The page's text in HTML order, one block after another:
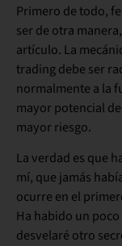
Primero de todo,
ser de otra
artículo. La
trading debe ser
normalmente a la
mayor potencial
mayor riesgo.
La verdad es que
mí, que jamás
ocurre en el
Ha habido un
desvelaré otro